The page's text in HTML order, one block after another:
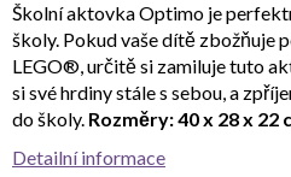
Školní aktovka Optimo je
školy. Pokud vaše dítě zbožňuje
LEGO®, určitě si zamiluje tuto
si své hrdiny stále s sebou, a
do školy. Rozměry: 40 x 28 x 22
Detailní informace